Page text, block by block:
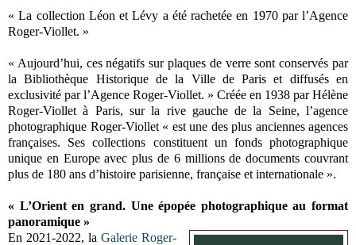
« La collection Léon et Lévy a été rachetée en 1970 par l’Agence
Roger-Viollet. »
« Aujourd’hui, ces négatifs sur plaques de verre sont conservés par
la Bibliothèque Historique de la Ville de Paris et diffusés en
exclusivité par l’Agence Roger-Viollet. » Créée en 1938 par Hélène
Roger-Viollet à Paris, sur la rive gauche de la Seine, l’agence
photographique Roger-Viollet « est une des plus anciennes agences
françaises. Ses collections constituent un fonds photographique
unique en Europe avec plus de 6 millions de documents couvrant
plus de 180 ans d’histoire parisienne, française et internationale ».
« L’Orient en grand. Une épopée photographique au format
panoramique »
En 2021-2022, laGalerie Roger-